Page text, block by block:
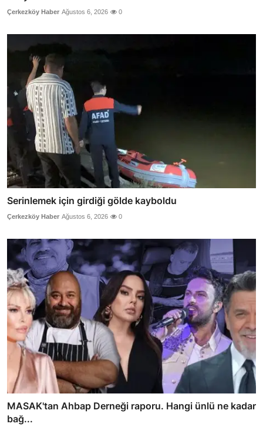
Çerkezköy Haber Ağustos 6, 2026 0
Serinlemek için girdiği gölde kayboldu
Çerkezköy Haber Ağustos 6, 2026 0
MASAK'tan Ahbap Derneği raporu. Hangi ünlü ne kadar
bağ...